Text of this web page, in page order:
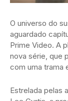
O universo do
aguardado
Prime Video. A
nova série, que
com uma trama
Estrelada pelas